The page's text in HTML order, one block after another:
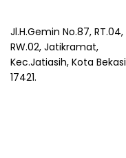
Jl.H.Gemin No.87, RT.04,
RW.02, Jatikramat,
Kec.Jatiasih, Kota Bekasi
17421.